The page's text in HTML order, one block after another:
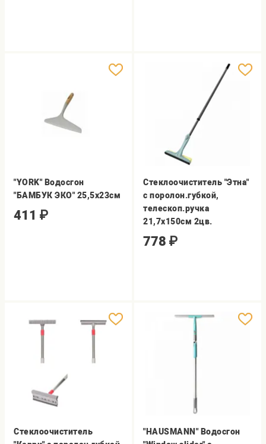
"YORK" Водосгон
"БАМБУК ЭКО" 25,5х23см
411 ₽
Стеклоочиститель "Этна"
с поролон.губкой,
телескоп.ручка
21,7х150см 2цв.
778 ₽
Стеклоочиститель
"HAUSMANN" Водосгон